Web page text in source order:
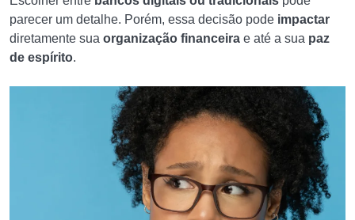
parecer um detalhe. Porém, essa decisão pode impactar
diretamente sua organização financeira e até a sua paz
de espírito.